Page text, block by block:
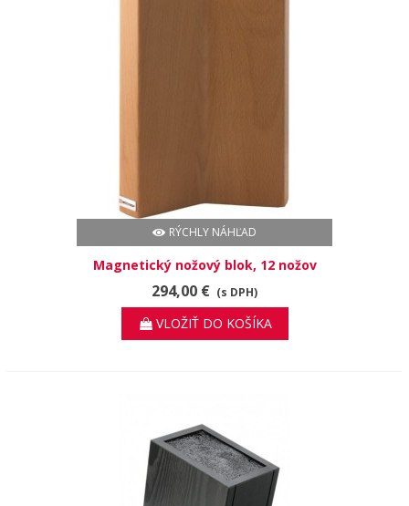
RÝCHLY NÁHĽAD
Magnetický nožový blok, 12 nožov
294,00 € (s DPH)
VLOŽIŤ DO KOŠÍKA